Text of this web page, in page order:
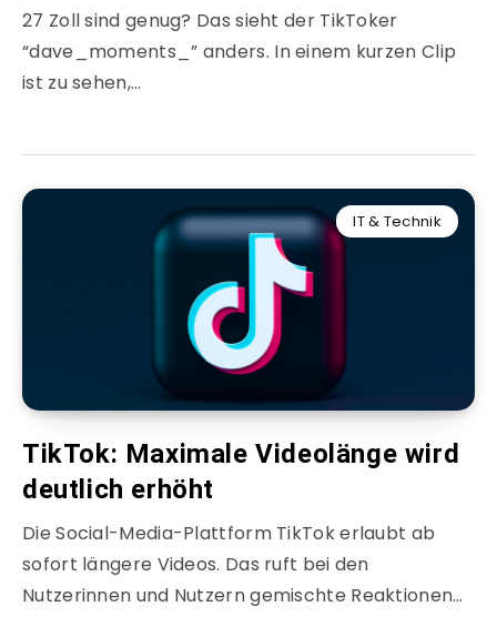
27 Zoll sind genug? Das sieht der TikToker
“dave_moments_” anders. In einem kurzen Clip
ist zu sehen,…
IT & Technik
TikTok: Maximale Videolänge wird
deutlich erhöht
Die Social-Media-Plattform TikTok erlaubt ab
sofort längere Videos. Das ruft bei den
Nutzerinnen und Nutzern gemischte Reaktionen…